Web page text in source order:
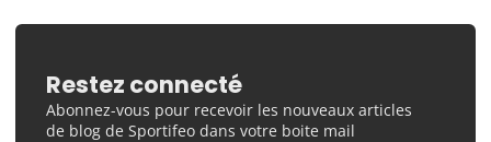
Restez connecté
Abonnez-vous pour recevoir les nouveaux articles
de blog de Sportifeo dans votre boite mail